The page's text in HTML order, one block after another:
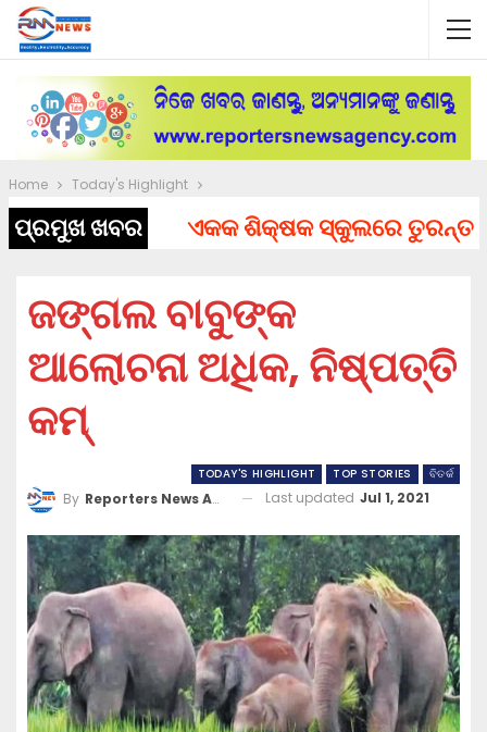
Home Today's Highlight
ପ୍ରମୁଖ ଖବରଏକକ ଶିକ୍ଷକ ସ୍କୁଲରେ ତୁରନ୍ତ
ଜଙ୍ଗଲ ବାବୁଙ୍କ
ଆଲୋଚନା ଅଧିକ, ନିଷ୍ପତ୍ତି
କମ୍
TODAY'S HIGHLIGHT TOP STORIES ବିତର୍କ
By Reporters News Agency Last updated Jul 1, 2021